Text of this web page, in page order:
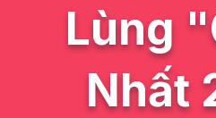
Lùng
Nhất